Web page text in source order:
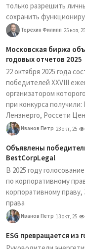
только разрешить
сохранить
Терехин Филипп 25 ноя, 25
Московская биржа
годовых отчетов 2025
22 октября 2025 года
победителей XXVIII
организатором
при конкурса
Ленэнерго, Россети
Иванов Петр 23 окт, 25
Объявлены
BestCorpLegal
В 2025 году
по корпоративному
корпоративному праву,
права
Иванов Петр 13 окт, 25
ESG превращается из